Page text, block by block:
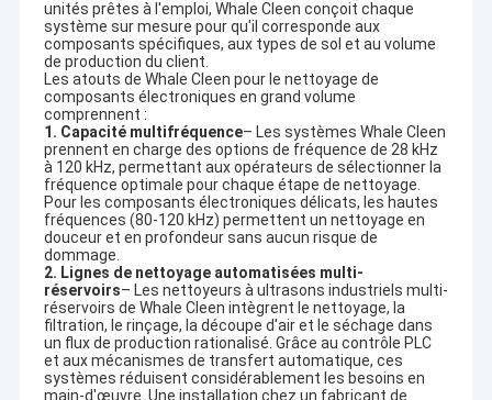
unités prêtes à l'emploi, Whale Cleen conçoit chaque
système sur mesure pour qu'il corresponde aux
composants spécifiques, aux types de sol et au volume
de production du client.
Les atouts de Whale Cleen pour le nettoyage de
composants électroniques en grand volume
comprennent :
1. Capacité multifréquence– Les systèmes Whale Cleen
prennent en charge des options de fréquence de 28 kHz
à 120 kHz, permettant aux opérateurs de sélectionner la
fréquence optimale pour chaque étape de nettoyage.
Pour les composants électroniques délicats, les hautes
fréquences (80-120 kHz) permettent un nettoyage en
douceur et en profondeur sans aucun risque de
dommage.
2. Lignes de nettoyage automatisées multi-
réservoirs– Les nettoyeurs à ultrasons industriels multi-
réservoirs de Whale Cleen intègrent le nettoyage, la
filtration, le rinçage, la découpe d'air et le séchage dans
un flux de production rationalisé. Grâce au contrôle PLC
et aux mécanismes de transfert automatique, ces
systèmes réduisent considérablement les besoins en
main-d'œuvre. Une installation chez un fabricant de